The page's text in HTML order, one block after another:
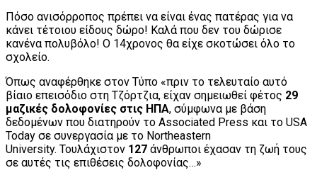
Πόσο ανισόρροπος πρέπει να είναι ένας πατέρας για να
κάνει τέτοιου είδους δώρο! Καλά που δεν του δώρισε
κανένα πολυβόλο! Ο 14χρονος θα είχε σκοτώσει όλο το
σχολείο.
Όπως αναφέρθηκε στον Τύπο «πριν το τελευταίο αυτό
βίαιο επεισόδιο στη Τζόρτζια, είχαν σημειωθεί φέτος 29
μαζικές δολοφονίες στις ΗΠΑ, σύμφωνα με βάση
δεδομένων που διατηρούν το Associated Press και το USA
Today σε συνεργασία με το Northeastern
University. Τουλάχιστον 127 άνθρωποι έχασαν τη ζωή τους
σε αυτές τις επιθέσεις δολοφονίας…»